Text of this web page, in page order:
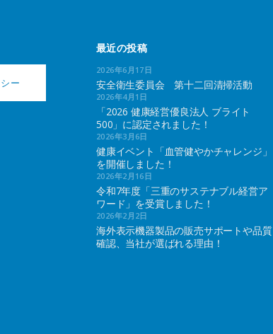
ー
最近の投稿
2026年6月17日
安全衛生委員会 第十二回清掃活動
2026年4月1日
「2026 健康経営優良法人 ブライト
500」に認定されました！
2026年3月6日
健康イベント「血管健やかチャレンジ」
を開催しました！
2026年2月16日
令和7年度「三重のサステナブル経営ア
ワード」を受賞しました！
2026年2月2日
海外表示機器製品の販売サポートや品質
確認、当社が選ばれる理由！